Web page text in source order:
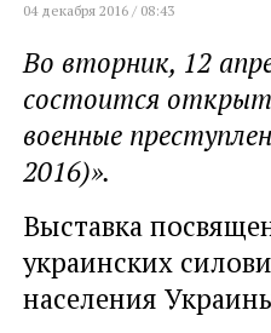
04 декабря 2016 / 08:43
Во вторник, 12
состоится
военные
2016)».
Выставка
украинских
населения